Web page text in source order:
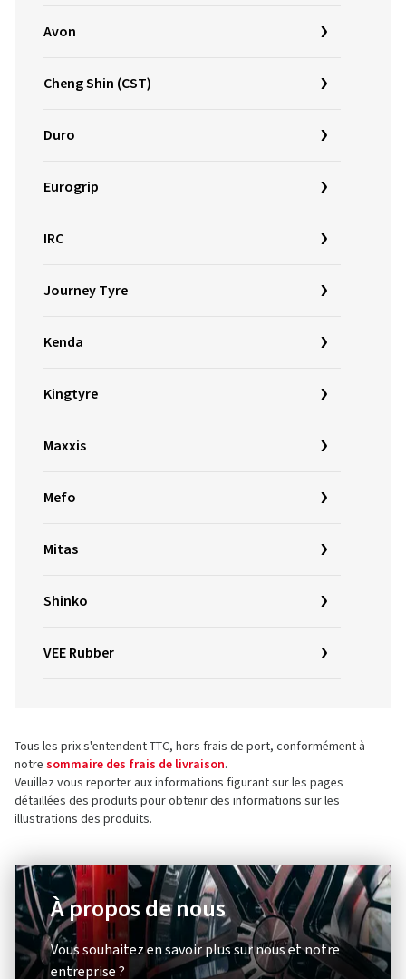
Avon
Cheng Shin (CST)
Duro
Eurogrip
IRC
Journey Tyre
Kenda
Kingtyre
Maxxis
Mefo
Mitas
Shinko
VEE Rubber
Tous les prix s'entendent TTC, hors frais de port, conformément à
notre sommaire des frais de livraison.
Veuillez vous reporter aux informations figurant sur les pages
détaillées des produits pour obtenir des informations sur les
illustrations des produits.
À propos de nous
Vous souhaitez en savoir plus sur nous et notre
entreprise ?